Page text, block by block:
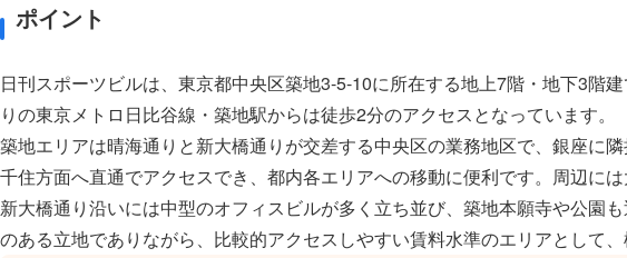
ポイント
日刊スポーツビルは、東京都中央区築地3-5-10に所在する地上7階・地下3
りの東京メトロ日比谷線・築地駅からは徒歩2分のアクセスとなっています。
築地エリアは晴海通りと新大橋通りが交差する中央区の業務地区で、銀座に
千住方面へ直通でアクセスでき、都内各エリアへの移動に便利です。周辺に
新大橋通り沿いには中型のオフィスビルが多く立ち並び、築地本願寺や公園
のある立地でありながら、比較的アクセスしやすい賃料水準のエリアとして、